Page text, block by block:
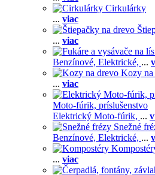
Cirkulárky
... viac
... viac
Benzínové, Elektrické, ...
Kozy na
... viac
Moto-fúrik, príslušenstvo
Elektrický Moto-fúrik, ...
Snežné
Benzínové, Elektrické, ...
... viac